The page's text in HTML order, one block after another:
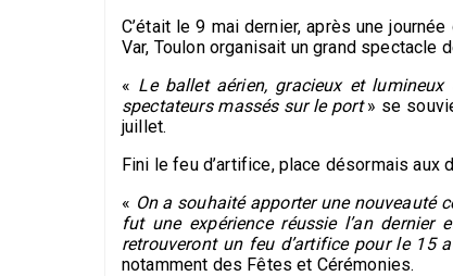
C’était le 9 mai dernier, après une
Var, Toulon organisait un grand spectacle
« Le ballet aérien, gracieux et
spectateurs massés sur le port» se
juillet.
Fini le feu d’artifice, place désormais
« On a souhaité apporter une nouveauté
fut une expérience réussie l’an
retrouveront un feu d’artifice pour le 15
notamment des Fêtes et Cérémonies.